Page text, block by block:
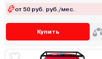
от 50 руб. руб./мес.
Купить